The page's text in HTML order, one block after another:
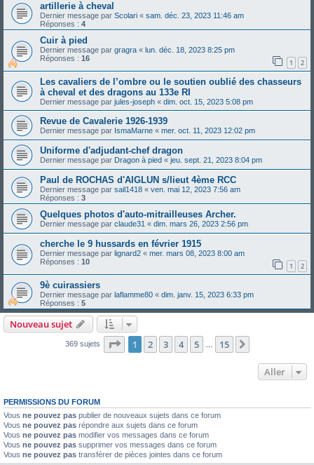
artillerie à cheval
Dernier message par Scolari « sam. déc. 23, 2023 11:46 am
Réponses : 4
Cuir à pied
Dernier message par gragra « lun. déc. 18, 2023 8:25 pm
Réponses : 16 1 2
Les cavaliers de l’ombre ou le soutien oublié des chasseurs
à cheval et des dragons au 133e RI
Dernier message par jules-joseph « dim. oct. 15, 2023 5:08 pm
Revue de Cavalerie 1926-1939
Dernier message par IsmaMarne « mer. oct. 11, 2023 12:02 pm
Uniforme d'adjudant-chef dragon
Dernier message par Dragon à pied « jeu. sept. 21, 2023 8:04 pm
Paul de ROCHAS d'AIGLUN s/lieut 4ème RCC
Dernier message par sail1418 « ven. mai 12, 2023 7:56 am
Réponses : 3
Quelques photos d'auto-mitrailleuses Archer.
Dernier message par claude31 « dim. mars 26, 2023 2:56 pm
cherche le 9 hussards en février 1915
Dernier message par lignard2 « mer. mars 08, 2023 8:00 am
Réponses : 10 1 2
9è cuirassiers
Dernier message par laflamme80 « dim. janv. 15, 2023 6:33 pm
Réponses : 5
Nouveau sujet
369 sujets Page 1sur15
1 2 3 4 5 15
Aller
PERMISSIONS DU FORUM
Vous ne pouvez pas publier de nouveaux sujets dans ce forum
Vous ne pouvez pas répondre aux sujets dans ce forum
Vous ne pouvez pas modifier vos messages dans ce forum
Vous ne pouvez pas supprimer vos messages dans ce forum
Vous ne pouvez pas transférer de pièces jointes dans ce forum